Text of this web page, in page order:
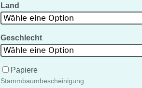
Land
Wähle eine Option
Geschlecht
Wähle eine Option
Papiere
Stammbaumbescheinigung.